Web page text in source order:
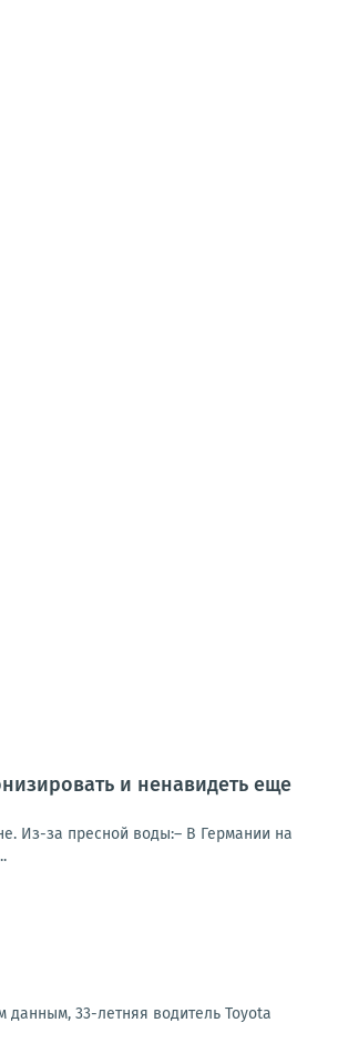
и ненавидеть еще
Из-за пресной воды:– В Германии на
33-летняя водитель Toyota